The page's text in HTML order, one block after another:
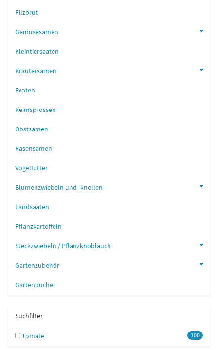
Pilzbrut
Gemüsesamen
Kleintiersaaten
Kräutersamen
Exoten
Keimsprossen
Obstsamen
Rasensamen
Vogelfutter
Blumenzwiebeln und -knollen
Landsaaten
Pflanzkartoffeln
Steckzwiebeln / Pflanzknoblauch
Gartenzubehör
Gartenbücher
Suchfilter
100
Tomate